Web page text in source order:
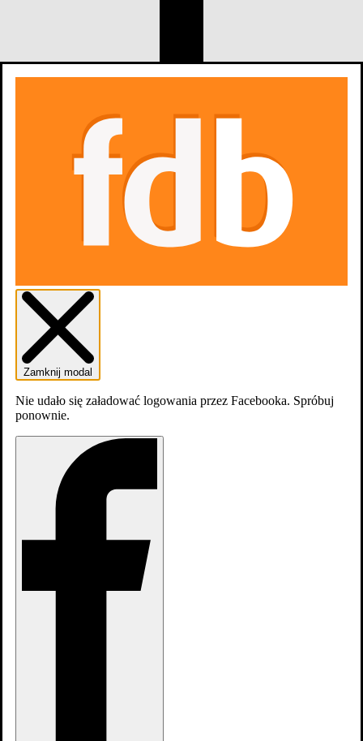
dodajobsadę
Zamknij modal
Nie udało się załadować logowania przez Facebooka. Spróbuj
ponownie.